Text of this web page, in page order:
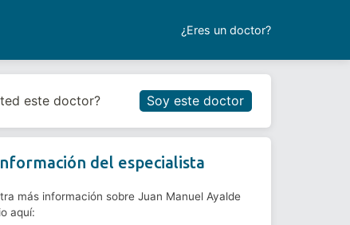
¿Eres un doctor?
Reservar cita
este doctor? Soy este doctor
del especialista
más información sobre Juan Manuel Ayalde
aquí: